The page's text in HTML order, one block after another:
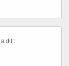
a dit :